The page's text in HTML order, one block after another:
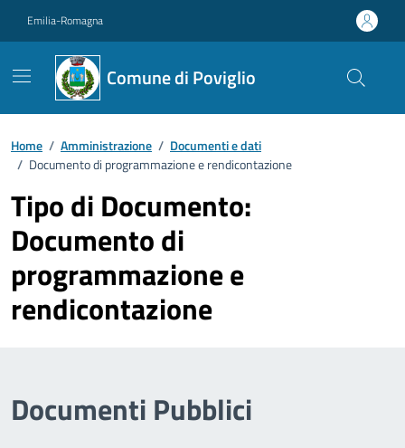
Emilia-Romagna
Comune di Poviglio
Home / Amministrazione / Documenti e dati
/ Documento di programmazione e rendicontazione
Tipo di Documento:
Documento di
programmazione e
rendicontazione
Documenti Pubblici